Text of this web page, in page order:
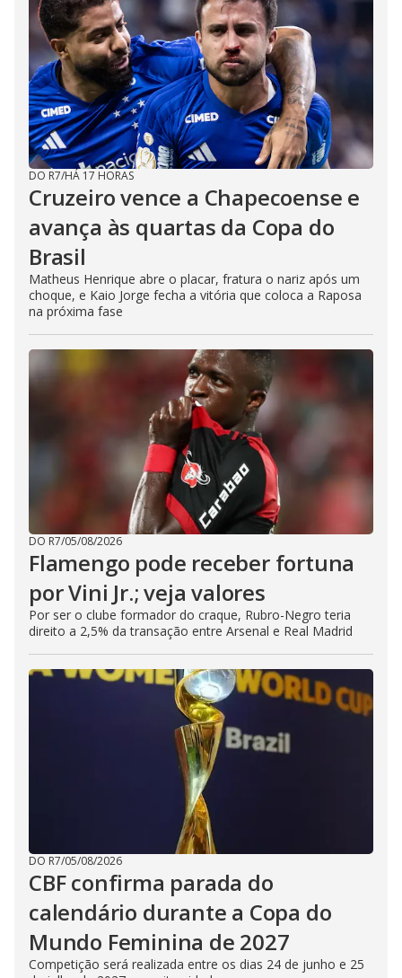
DO R7/HÁ 17 HORAS
Cruzeiro vence a Chapecoense e
avança às quartas da Copa do
Brasil
Matheus Henrique abre o placar, fratura o nariz após um
choque, e Kaio Jorge fecha a vitória que coloca a Raposa
na próxima fase
DO R7/05/08/2026
Flamengo pode receber fortuna
por Vini Jr.; veja valores
Por ser o clube formador do craque, Rubro-Negro teria
direito a 2,5% da transação entre Arsenal e Real Madrid
DO R7/05/08/2026
CBF confirma parada do
calendário durante a Copa do
Mundo Feminina de 2027
Competição será realizada entre os dias 24 de junho e 25